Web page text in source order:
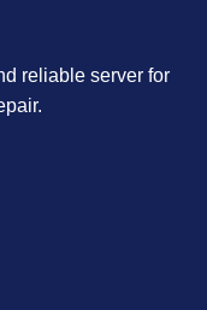
reliable server for